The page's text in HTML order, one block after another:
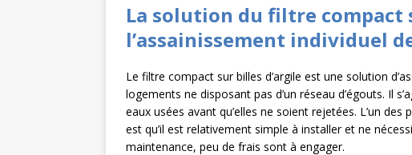
La solution du filtre compact
l’assainissement individuel
Le filtre compact sur billes d’argile est une solution
logements ne disposant pas d’un réseau d’égouts. Il
eaux usées avant qu’elles ne soient rejetées. L’un
est qu’il est relativement simple à installer et ne
maintenance, peu de frais sont à engager.